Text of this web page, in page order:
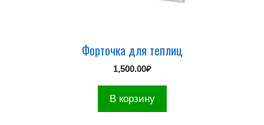
Форточка для теплиц
1,500.00₽
В корзину